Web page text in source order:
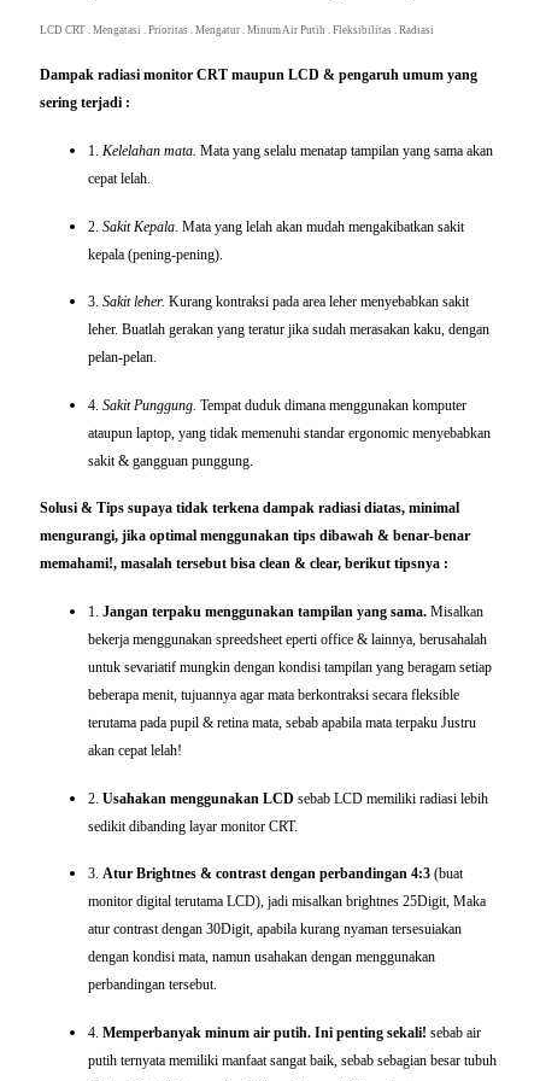
LCD CRT Mengatasi Prioritas Mengatur Minum Air Putih Fleksibilitas Radiasi
Dampak radiasi monitor CRT maupun LCD & pengaruh umum yang
sering terjadi :
1. Kelelahan mata. Mata yang selalu menatap tampilan yang sama akan
cepat lelah.
2. Sakit Kepala. Mata yang lelah akan mudah mengakibatkan sakit
kepala (pening-pening).
3. Sakit leher. Kurang kontraksi pada area leher menyebabkan sakit
leher. Buatlah gerakan yang teratur jika sudah merasakan kaku, dengan
pelan-pelan.
4. Sakit Punggung. Tempat duduk dimana menggunakan komputer
ataupun laptop, yang tidak memenuhi standar ergonomic menyebabkan
sakit & gangguan punggung.
Solusi & Tips supaya tidak terkena dampak radiasi diatas, minimal
mengurangi, jika optimal menggunakan tips dibawah & benar-benar
memahami!, masalah tersebut bisa clean & clear, berikut tipsnya :
1. Jangan terpaku menggunakan tampilan yang sama. Misalkan
bekerja menggunakan spreedsheet eperti office & lainnya, berusahalah
untuk sevariatif mungkin dengan kondisi tampilan yang beragam setiap
beberapa menit, tujuannya agar mata berkontraksi secara fleksible
terutama pada pupil & retina mata, sebab apabila mata terpaku Justru
akan cepat lelah!
2. Usahakan menggunakan LCD sebab LCD memiliki radiasi lebih
sedikit dibanding layar monitor CRT.
3. Atur Brightnes & contrast dengan perbandingan 4:3 (buat
monitor digital terutama LCD), jadi misalkan brightnes 25Digit, Maka
atur contrast dengan 30Digit, apabila kurang nyaman tersesuiakan
dengan kondisi mata, namun usahakan dengan menggunakan
perbandingan tersebut.
4. Memperbanyak minum air putih. Ini penting sekali! sebab air
putih ternyata memiliki manfaat sangat baik, sebab sebagian besar tubuh